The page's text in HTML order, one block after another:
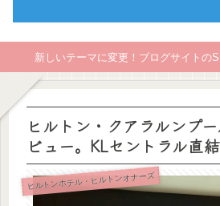
新しいテーマに変更！ブログサイトの
ヒルトン・クアラルンプ
ビュー。KLセントラル直
ヒルトンホテル・ヒルトンオナーズ